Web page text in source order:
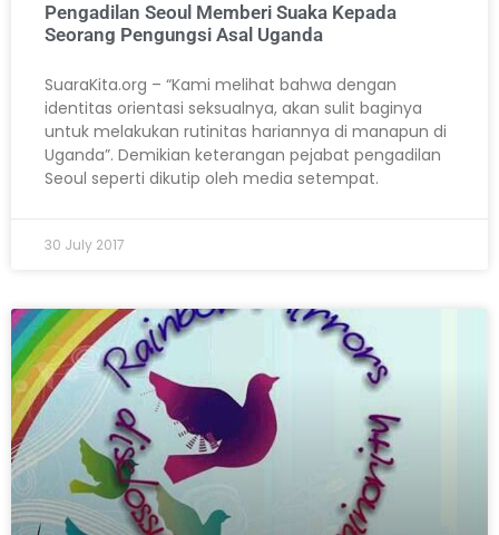
Pengadilan Seoul Memberi Suaka Kepada
Seorang Pengungsi Asal Uganda
SuaraKita.org – “Kami melihat bahwa dengan
identitas orientasi seksualnya, akan sulit baginya
untuk melakukan rutinitas hariannya di manapun di
Uganda”. Demikian keterangan pejabat pengadilan
Seoul seperti dikutip oleh media setempat.
30 July 2017